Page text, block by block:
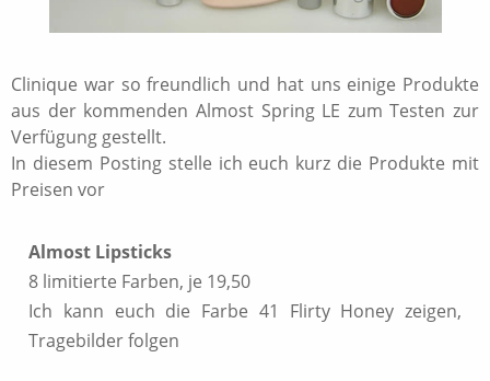
Clinique war so freundlich und hat uns einige Produkte
aus der kommenden Almost Spring LE zum Testen zur
Verfügung gestellt.
In diesem Posting stelle ich euch kurz die Produkte mit
Preisen vor
Almost Lipsticks
8 limitierte Farben, je 19,50
Ich kann euch die Farbe 41 Flirty Honey zeigen,
Tragebilder folgen